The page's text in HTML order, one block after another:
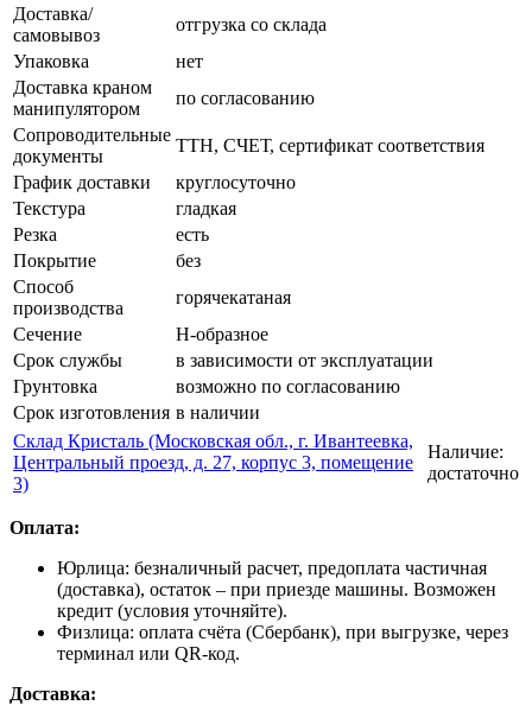
Доставка/
самовывоз
отгрузка со склада
Упаковка
нет
Доставка краном
манипулятором
по согласованию
Сопроводительные
документы
ТТН, СЧЕТ, сертификат соответствия
График доставки
круглосуточно
Текстура
гладкая
Резка
есть
Покрытие
без
Способ
производства
горячекатаная
Сечение
Н-образное
Срок службы
в зависимости от эксплуатации
Грунтовка
возможно по согласованию
Срок изготовления в наличии
Склад Кристаль (Московская обл., г. Ивантеевка,
Центральный проезд, д. 27, корпус 3, помещение
3)
Наличие:
достаточно
Оплата:
Юрлица: безналичный расчет, предоплата частичная
(доставка), остаток – при приезде машины. Возможен
кредит (условия уточняйте).
Физлица: оплата счёта (Сбербанк), при выгрузке, через
терминал или QR-код.
Доставка: